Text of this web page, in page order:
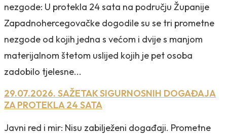
nezgode: U protekla 24 sata na području Županije
Zapadnohercegovačke dogodile su se tri prometne
nezgode od kojih jedna s većom i dvije s manjom
materijalnom štetom uslijed kojih je pet osoba
zadobilo tjelesne...
29.07.2026. SAŽETAK SIGURNOSNIH DOGAĐAJA
ZA PROTEKLA 24 SATA
Javni red i mir: Nisu zabilježeni događaji. Prometne